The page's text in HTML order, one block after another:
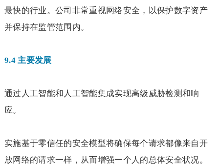
最快的行业。公司非常重视网络安全，以保护数字资产
并保持在监管范围内。
9.4主要发展
通过人工智能和人工智能集成实现高级威胁检测和响
应。
实施基于零信任的安全模型将确保每个请求都像来自开
放网络的请求一样，从而增强一个人的总体安全状况。